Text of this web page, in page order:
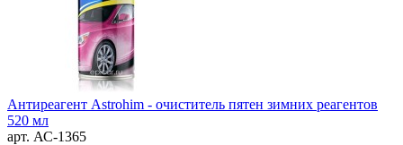
Антиреагент Astrohim - очиститель пятен зимних реагентов
520 мл
арт. АС-1365